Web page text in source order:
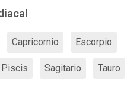
Capricornio Escorpio
Piscis Sagitario Tauro